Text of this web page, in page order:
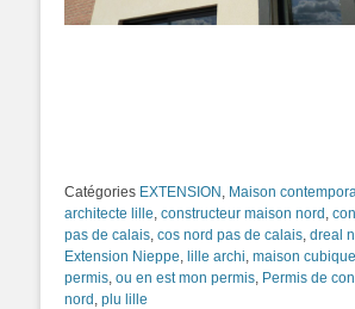
Catégories EXTENSION , Maison
architecte lille, constructeur maison nord ,
pas de calais, cos nord pas de calais, dreal
Extension Nieppe, lille archi, maison
permis, ou en est mon permis, Permis de
nord , plu lille